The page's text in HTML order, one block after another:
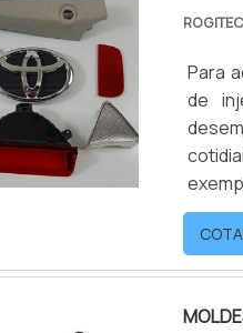
ROGITEC
Para
de
de
curto